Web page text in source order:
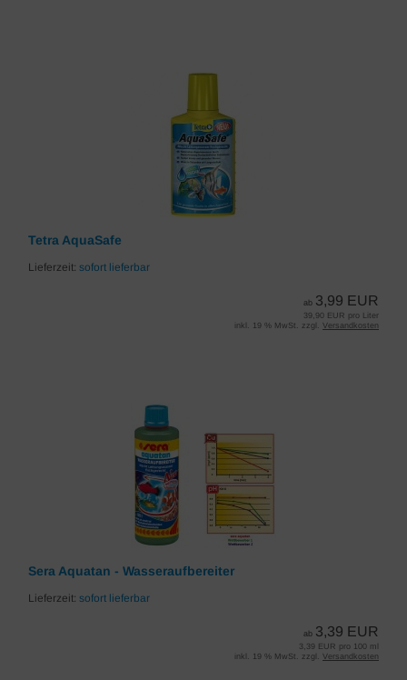
Tetra AquaSafe
Lieferzeit: sofort lieferbar
ab 3,99 EUR
39,90 EUR pro Liter
inkl. 19 % MwSt. zzgl. Versandkosten
Sera Aquatan - Wasseraufbereiter
Lieferzeit: sofort lieferbar
ab 3,39 EUR
3,39 EUR pro 100 ml
inkl. 19 % MwSt. zzgl. Versandkosten